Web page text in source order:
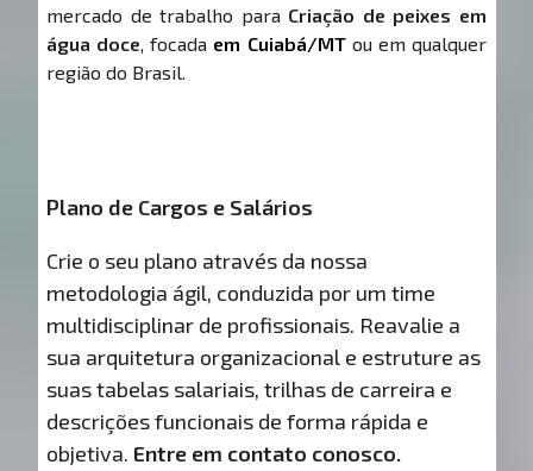
mercado de trabalho para Criação de peixes em
água doce, focada em Cuiabá/MTou em qualquer
região do Brasil.
Plano de Cargos e Salários
Crie o seu plano através da nossa
metodologia ágil, conduzida por um time
multidisciplinar de profissionais. Reavalie a
sua arquitetura organizacional e estruture as
suas tabelas salariais, trilhas de carreira e
descrições funcionais de forma rápida e
objetiva. Entre em contato conosco.